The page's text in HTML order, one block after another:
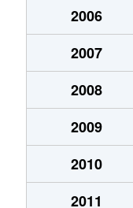
高野東開町
高野東開町
田中上古川町
田中関田町
田中関田町
下鴨北園町
下鴨貴船町
下鴨芝本町
下鴨蓼倉町
下鴨西高木町
岩倉長谷町
岩倉長谷町
岩倉長谷町
岩倉長谷町
岩倉長谷町
2006
2007
2008
2009
2010
2011